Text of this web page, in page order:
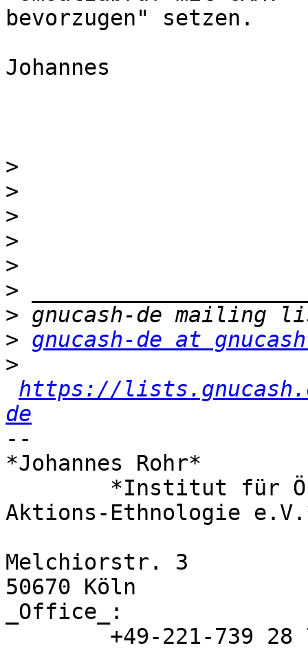
bevorzugen" setzen.
Johannes
>
>
>
>
>
>
>
> gnucash-de at
>
https://
de
--
*Johannes Rohr* 	Project coordinator
Aktions-Ethnologie
Melchiorstr. 3
50670 Köln
_Office_: